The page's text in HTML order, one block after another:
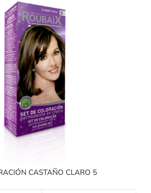
CASTAÑO CLARO 5